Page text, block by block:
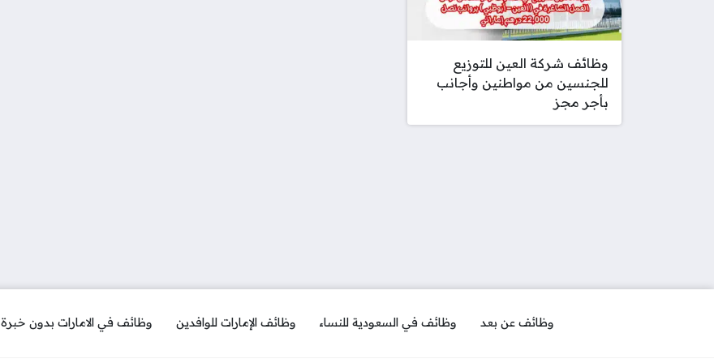
وظائف شركة العين للتوزيع
للجنسين من مواطنين وأجانب
بأجر مجز
وظائف عن بعد وظائف في السعودية للنساء وظائف الإمارات للوافدين وظائف في الامارات بدون خبرة